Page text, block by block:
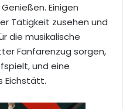
Einigen
Tätigkeit zusehen und
die musikalische
Fanfarenzug sorgen,
und eine
Eichstätt.